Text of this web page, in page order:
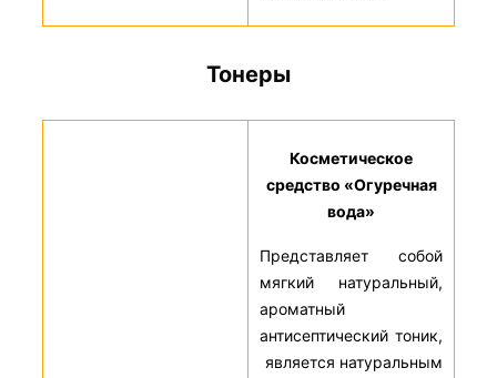
Тонеры
Косметическое
средство «Огуречная
вода»
Представляет собой
мягкий натуральный,
ароматный
антисептический тоник,
является натуральным